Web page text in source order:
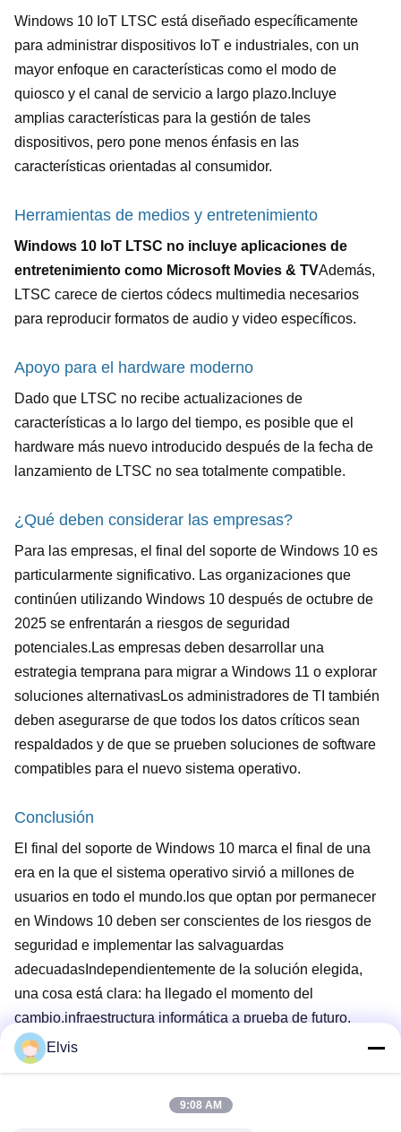
Windows 10 IoT LTSC está diseñado específicamente
para administrar dispositivos IoT e industriales, con un
mayor enfoque en características como el modo de
quiosco y el canal de servicio a largo plazo.Incluye
amplias características para la gestión de tales
dispositivos, pero pone menos énfasis en las
características orientadas al consumidor.
Herramientas de medios y entretenimiento
Windows 10 IoT LTSC no incluye aplicaciones de
entretenimiento como Microsoft Movies & TVAdemás,
LTSC carece de ciertos códecs multimedia necesarios
para reproducir formatos de audio y video específicos.
Apoyo para el hardware moderno
Dado que LTSC no recibe actualizaciones de
características a lo largo del tiempo, es posible que el
hardware más nuevo introducido después de la fecha de
lanzamiento de LTSC no sea totalmente compatible.
¿Qué deben considerar las empresas?
Para las empresas, el final del soporte de Windows 10 es
particularmente significativo. Las organizaciones que
continúen utilizando Windows 10 después de octubre de
2025 se enfrentarán a riesgos de seguridad
potenciales.Las empresas deben desarrollar una
estrategia temprana para migrar a Windows 11 o explorar
soluciones alternativasLos administradores de TI también
deben asegurarse de que todos los datos críticos sean
respaldados y de que se prueben soluciones de software
compatibles para el nuevo sistema operativo.
Conclusión
El final del soporte de Windows 10 marca el final de una
era en la que el sistema operativo sirvió a millones de
usuarios en todo el mundo.los que optan por permanecer
en Windows 10 deben ser conscientes de los riesgos de
seguridad e implementar las salvaguardas
adecuadasIndependientemente de la solución elegida,
una cosa está clara: ha llegado el momento del
cambio.infraestructura informática a prueba de futuro.
Recommended Products
Elvis
9:08 AM